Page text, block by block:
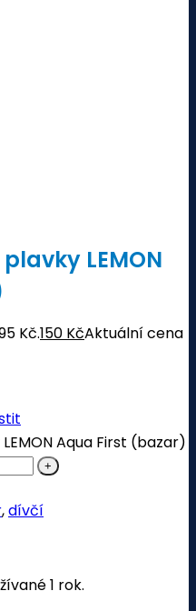
LEMON
Kč.150 KčAktuální cena
Aqua First (bazar)
,dívčí
1 rok.